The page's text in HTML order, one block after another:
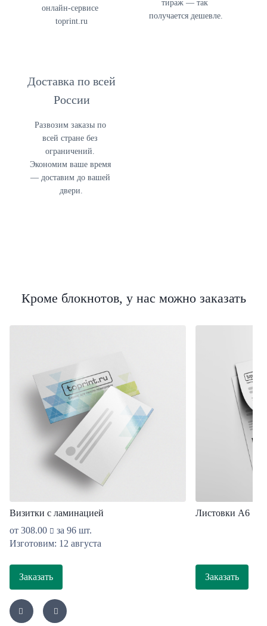
онлайн-сервисе
toprint.ru
тираж — так
получается дешевле.
Доставка по всей
России
Развозим заказы по
всей стране без
ограничений.
Экономим ваше время
— доставим до вашей
двери.
Кроме блокнотов, у нас можно заказать
Визитки с ламинацией
от 308.00
за 96 шт.
Изготовим: 12 августа
Заказать
Листовки А6
Заказать